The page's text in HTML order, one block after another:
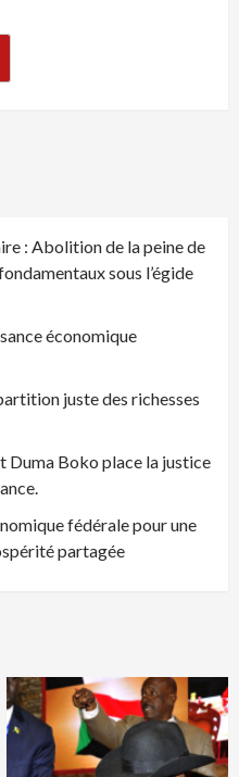
: Abolition de la peine de
sous l’égide
économique
juste des richesses
Duma Boko place la justice
fédérale pour une
partagée